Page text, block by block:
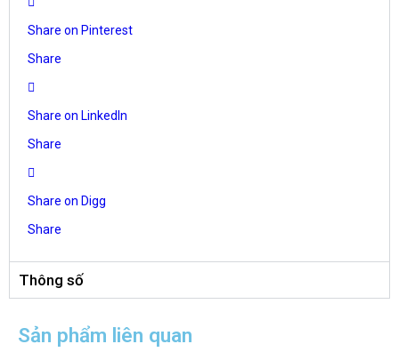
Share on Pinterest
Share
Share on LinkedIn
Share
Share on Digg
Share
Thông số
Sản phẩm liên quan